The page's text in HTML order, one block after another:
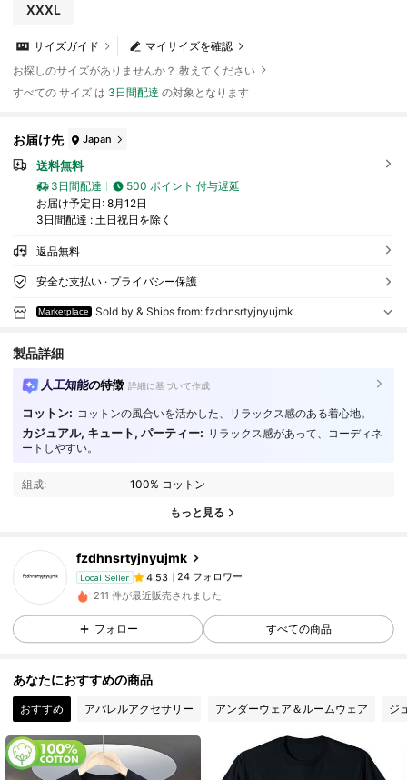
XXXL
マイサイズを確認
サイズガイド
お探しのサイズがありませんか？ 教えてください
すべての サイズ は 3日間配達 の対象となります
お届け先 Japan
送料無料
3日間配達
500 ポイント 付与遅延
お届け予定日: 8月12日
3日間配達 : 土日祝日を除く
返品無料
安全な支払い · プライバシー保護
Marketplace Sold by & Ships from: fzdhnsrtyjnyujmk
製品詳細
人工知能の特徴 詳細に基づいて作成
コットン: コットンの風合いを活かした、リラックス感のある着心地。
カジュアル, キュート, パーティー: リラックス感があって、コーディネ
ートしやすい。
組成: 100% コットン
もっと見る
fzdhnsrtyjnyujmk
Local Seller
4.53 24 フォロワー
24 フォロワー
4.53 24 フォロワー
24 フォロワー
211 件が最近販売されました
フォロー すべての商品
あなたにおすすめの商品
おすすめ アパレルアクセサリー アンダーウェア＆ルームウェア ジ